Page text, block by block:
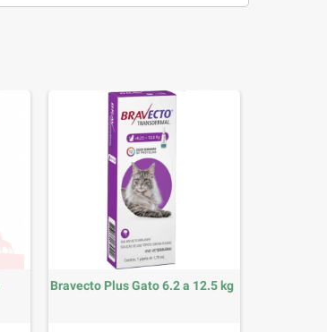
Bravecto Plus Gato 6.2 a 12.5 kg